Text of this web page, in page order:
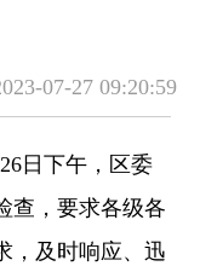
07-27 09:20:59
日下午，区委
查，要求各级各
，及时响应、迅